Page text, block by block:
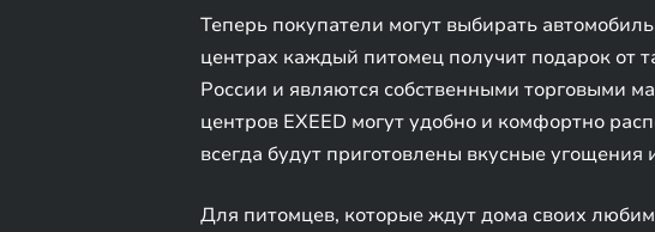
Теперь покупатели могут выбирать
центрах каждый питомец получит подарок от
России и являются собственными торговыми
центров EXEED могут удобно и комфортно
всегда будут приготовлены вкусные угощения
Для питомцев, которые ждут дома своих